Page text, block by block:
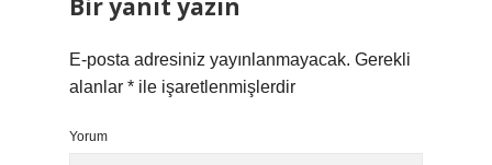
Bir yanıt yazın
E-posta adresiniz yayınlanmayacak. Gerekli
alanlar * ile işaretlenmişlerdir
Yorum